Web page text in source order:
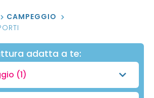
CAMPEGGIO
adatta a te:
(1)